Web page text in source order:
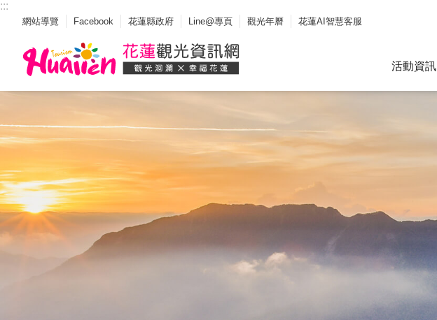
跳到主要內容區塊
:::
網站導覽 Facebook 花蓮縣政府 Line@專頁 觀光年曆 花蓮AI智慧客服
活動資訊